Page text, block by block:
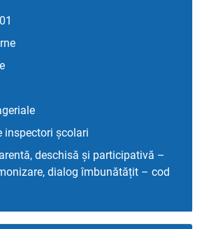
inspectori școlari
deschisă și participativă –
dialog îmbunătățit – cod